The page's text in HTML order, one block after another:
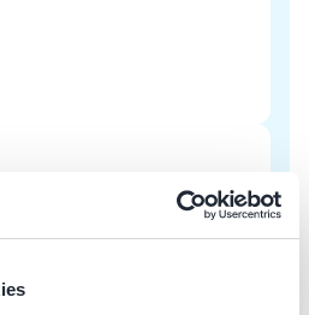
Tandheelkunde
in de praktijk